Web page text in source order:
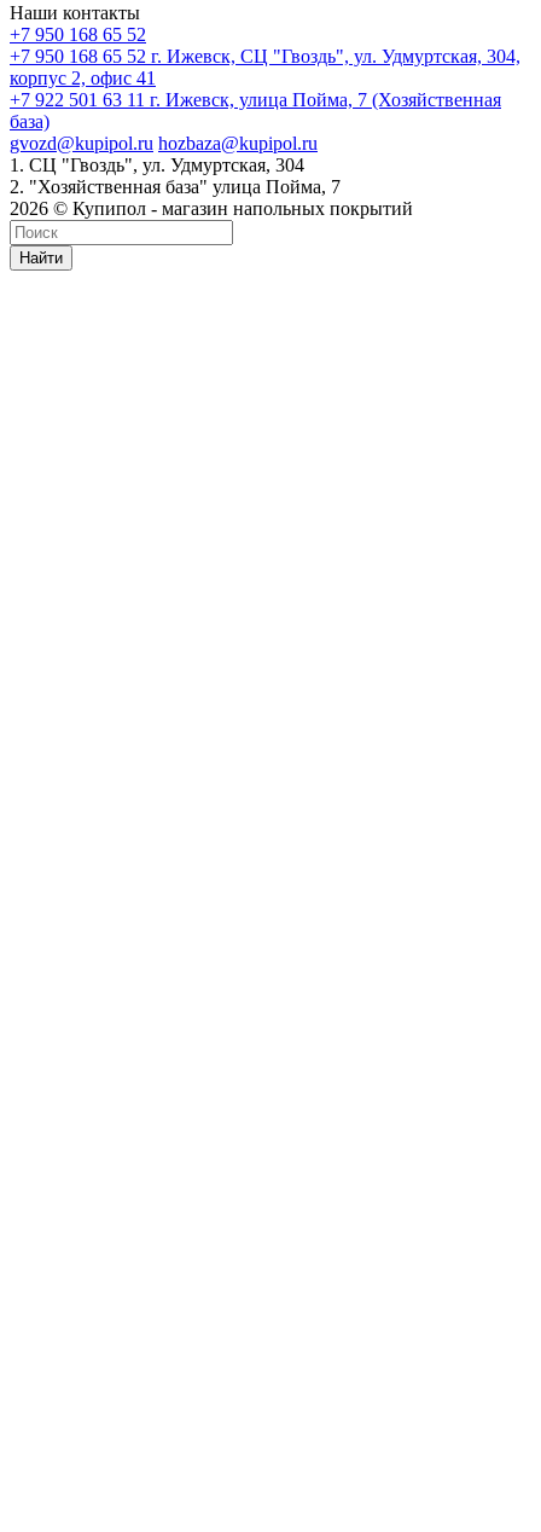
Наши контакты
+7 950 168 65 52
+7 950 168 65 52 г. Ижевск, СЦ "Гвоздь", ул. Удмуртская, 304,
корпус 2, офис 41
+7 922 501 63 11 г. Ижевск, улица Пойма, 7 (Хозяйственная
база)
gvozd@kupipol.ru hozbaza@kupipol.ru
1. СЦ "Гвоздь", ул. Удмуртская, 304
2. "Хозяйственная база" улица Пойма, 7
2026 © Купипол - магазин напольных покрытий
Найти